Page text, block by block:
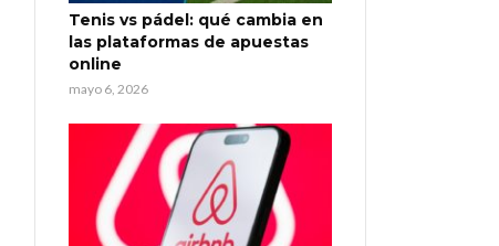
Tenis vs pádel: qué cambia en
las plataformas de apuestas
online
mayo 6, 2026